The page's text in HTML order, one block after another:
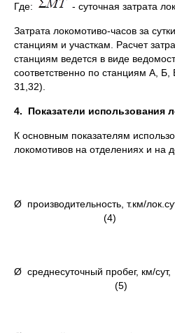
Где: - суточная затрата
Затрата локомотиво-часов за
станциям и участкам. Расчет
станциям ведется в виде
соответственно по станциям А,
31,32).
4. Показатели использования
К основным показателям
локомотивов на отделениях и на
Ø производительность, т.км/
(4)
Ø среднесуточный пробег, км/
(5)